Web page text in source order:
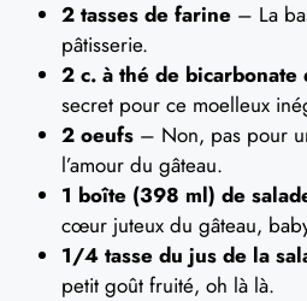
2 tasses de farine – La
pâtisserie.
2 c. à thé de bicarbonate
secret pour ce moelleux
2 oeufs – Non, pas pour
l’amour du gâteau.
1 boîte (398 ml) de
cœur juteux du gâteau,
1/4 tasse du jus de la
petit goût fruité, oh là là.